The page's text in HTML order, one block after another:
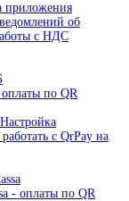
приложения
об
с НДС
по QR
с QrPay на
- оплаты по QR